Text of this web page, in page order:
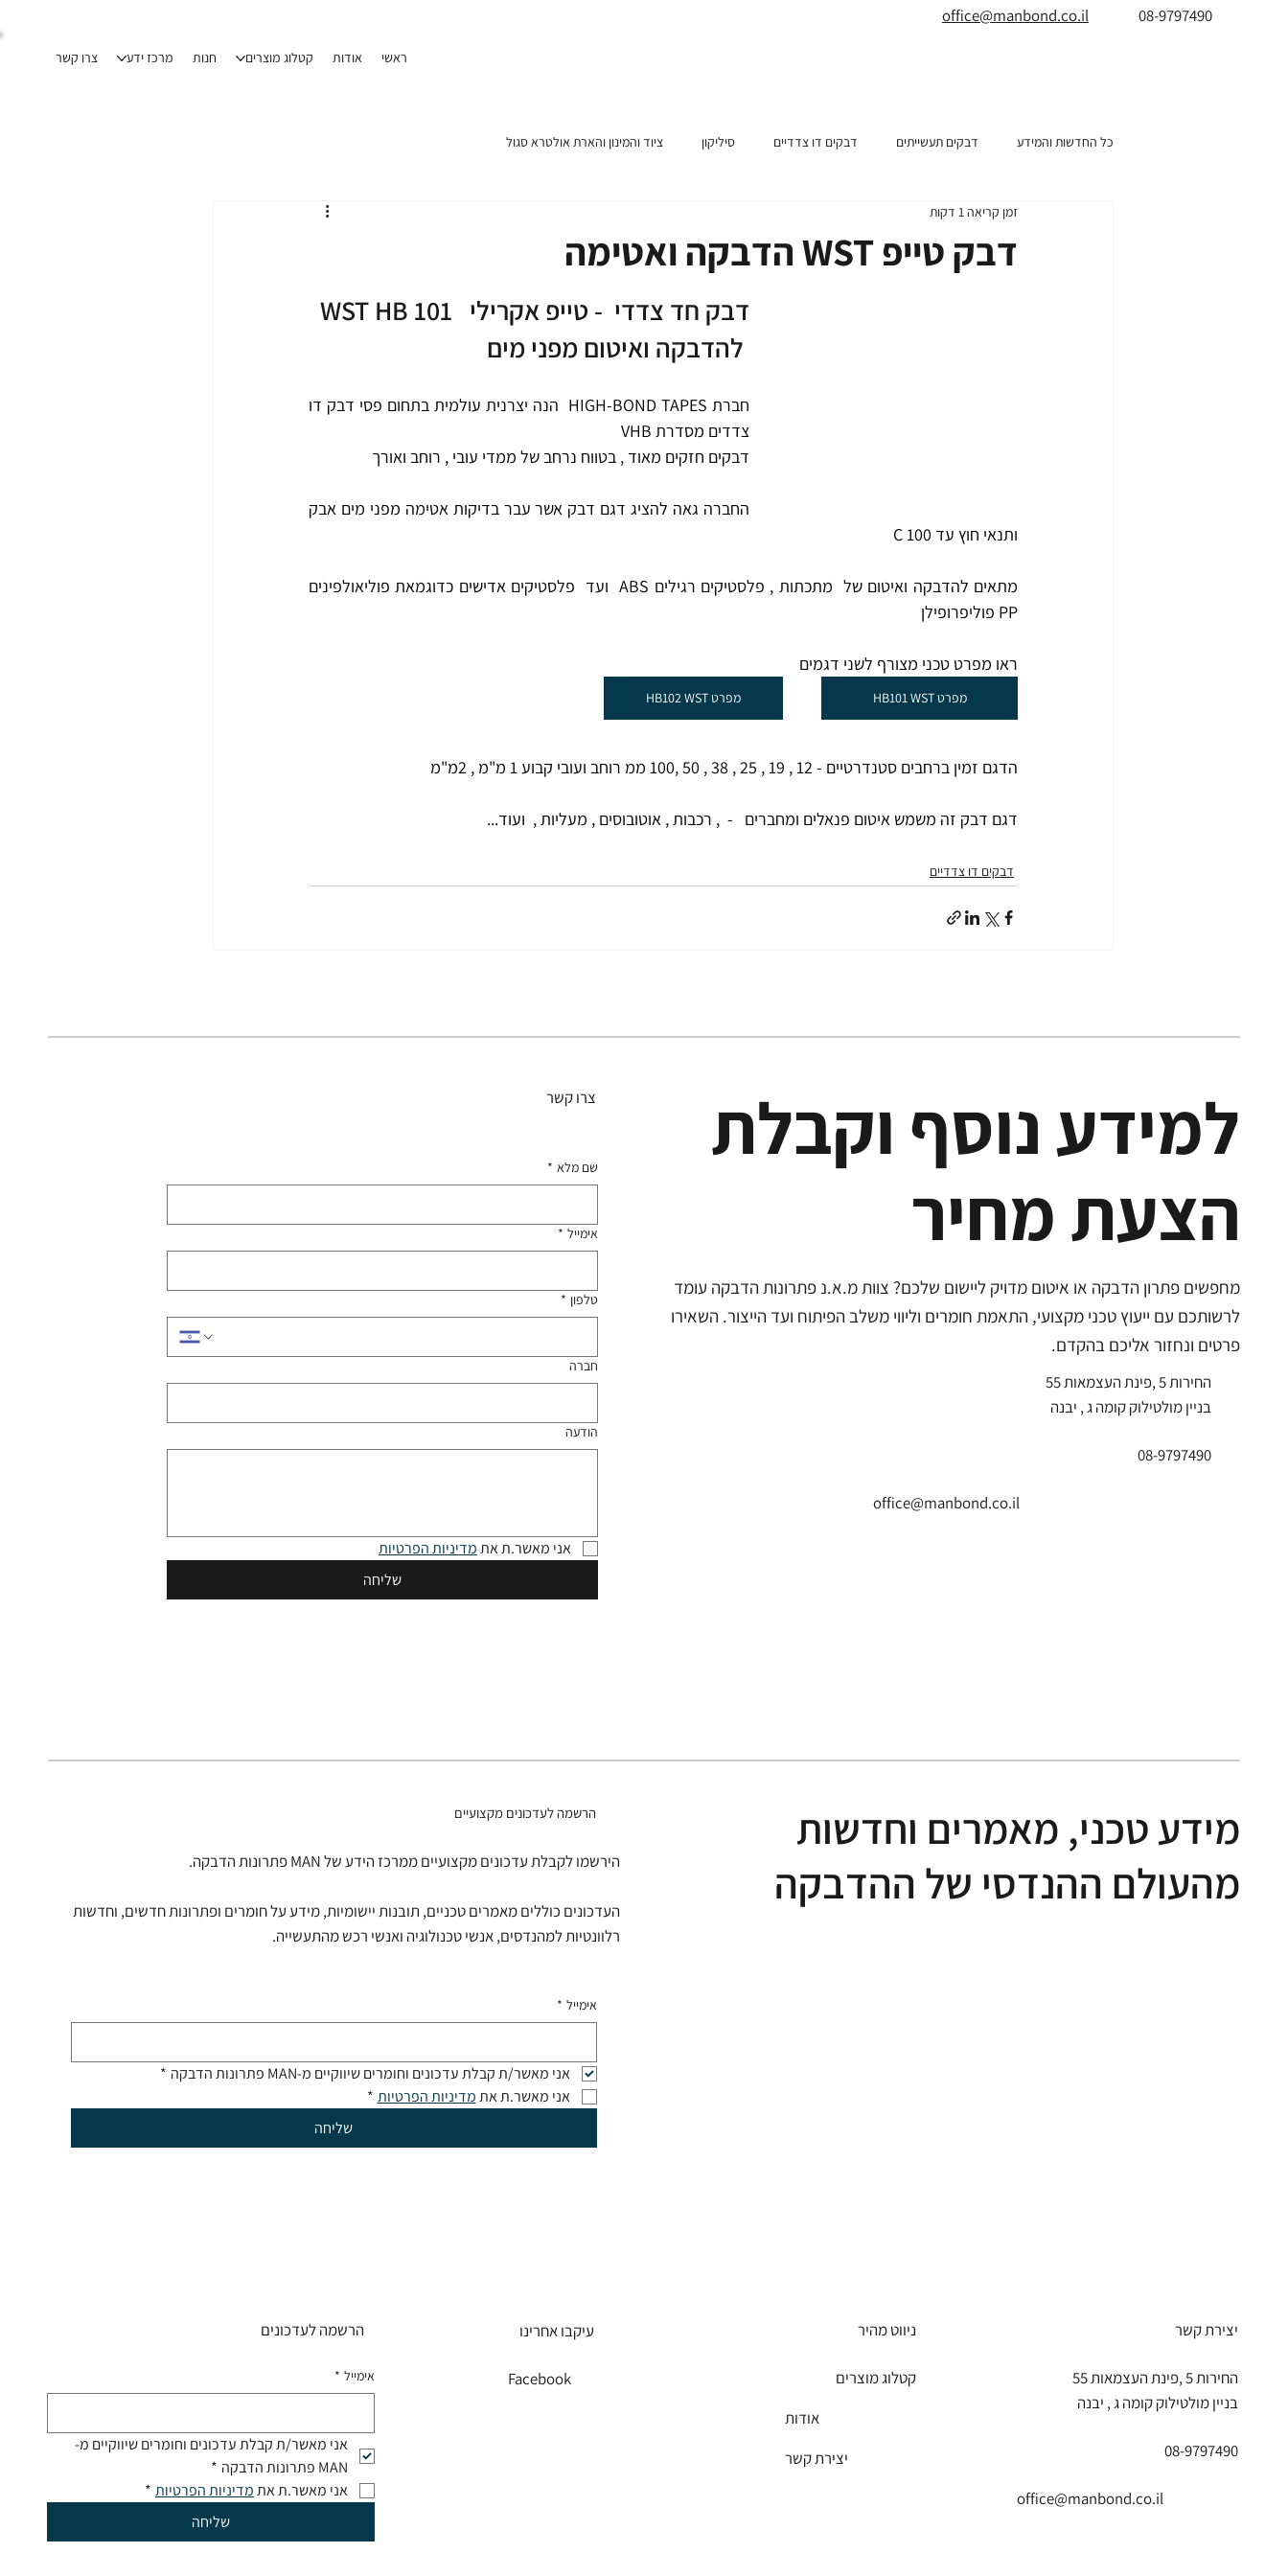
ראשי אודות קטלוג מוצרים חנות מרכז ידע צרו קשר
office@manbond.co.il 08-9797490
כל החדשות והמידע דבקים תעשייתים דבקים דו צדדיים סיליקון ציוד והמינון והארת אולטרא סגול
דבק טייפ WST הדבקה ואטימה
זמן קריאה 1 דקות
WST HB 101  דבק חד צדדי  - טייפ אקרילי
צדדים מסדרת VHB
דבקים חזקים מאוד , בטווח נרחב של ממדי עובי , רוחב ואורך
ותנאי חוץ עד 100 C
PP פוליפרופילן
ראו מפרט טכני מצורף לשני דגמים
מפרט HB101 WST מפרט HB102 WST
הדגם זמין ברחבים סטנדרטיים - 12 , 19 , 25 , 38 , 50 ,100 ממ רוחב ועובי קבוע 1 מ"מ , 2מ"מ
דגם דבק זה משמש איטום פנאלים ומחברים   -  , רכבות , אוטובוסים , מעליות ,  ועוד...
דבקים דו צדדיים
צרו קשר
שם מלא *
אימייל *
טלפון *
חברה
הודעה
אני מאשר.ת את מדיניות הפרטיות
שליחה
למידע נוסף וקבלת
הצעת מחיר
מחפשים פתרון הדבקה או איטום מדויק ליישום שלכם? צוות מ.א.נ פתרונות הדבקה עומד
לרשותכם עם ייעוץ טכני מקצועי, התאמת חומרים וליווי משלב הפיתוח ועד הייצור. השאירו
פרטים ונחזור אליכם בהקדם.
החירות 5 ,פינת העצמאות 55
בניין מולטילוק קומה ג , יבנה
08-9797490
office@manbond.co.il
הרשמה לעדכונים מקצועיים
הירשמו לקבלת עדכונים מקצועיים ממרכז הידע של MAN פתרונות הדבקה.
העדכונים כוללים מאמרים טכניים, תובנות יישומיות, מידע על חומרים ופתרונות חדשים, וחדשות
רלוונטיות למהנדסים, אנשי טכנולוגיה ואנשי רכש מהתעשייה.
אימייל *
אני מאשר/ת קבלת עדכונים וחומרים שיווקיים מ-MAN פתרונות הדבקה
*
אני מאשר.ת את מדיניות הפרטיות *
שליחה
מידע טכני, מאמרים וחדשות
מהעולם ההנדסי של ההדבקה
הרשמה לעדכונים
אימייל *
אני מאשר/ת קבלת עדכונים וחומרים שיווקיים מ-
MAN פתרונות הדבקה
*
אני מאשר.ת את מדיניות הפרטיות *
שליחה
עיקבו אחרינו
Facebook
ניווט מהיר
קטלוג מוצרים
אודות
יצירת קשר
יצירת קשר
החירות 5 ,פינת העצמאות 55
בניין מולטילוק קומה ג , יבנה
08-9797490
office@manbond.co.il